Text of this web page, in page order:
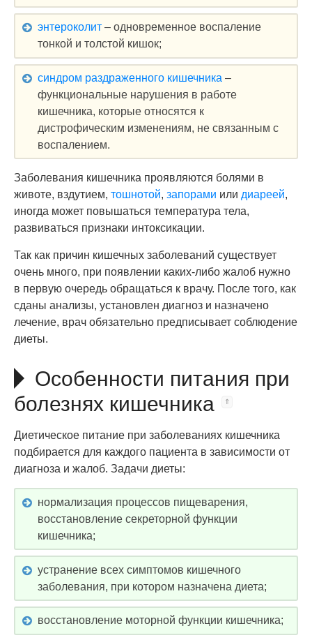
энтероколит – одновременное воспаление
тонкой и толстой кишок;
синдром раздраженного кишечника –
функциональные нарушения в работе
кишечника, которые относятся к
дистрофическим изменениям, не связанным с
воспалением.
Заболевания кишечника проявляются болями в
животе, вздутием, тошнотой, запорами или диареей,
иногда может повышаться температура тела,
развиваться признаки интоксикации.
Так как причин кишечных заболеваний существует
очень много, при появлении каких-либо жалоб нужно
в первую очередь обращаться к врачу. После того, как
сданы анализы, установлен диагноз и назначено
лечение, врач обязательно предписывает соблюдение
диеты.
Особенности питания при
болезнях кишечника
Диетическое питание при заболеваниях кишечника
подбирается для каждого пациента в зависимости от
диагноза и жалоб. Задачи диеты:
нормализация процессов пищеварения,
восстановление секреторной функции
кишечника;
устранение всех симптомов кишечного
заболевания, при котором назначена диета;
восстановление моторной функции кишечника;